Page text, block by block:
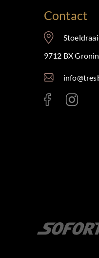
Contact
9712 BX